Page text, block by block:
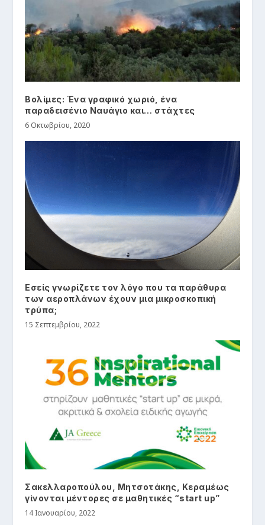
Βολίμες: Ένα γραφικό χωριό, ένα
παραδεισένιο Ναυάγιο και… στάχτες
6 Οκτωβρίου, 2020
Εσείς γνωρίζετε τον λόγο που τα παράθυρα
των αεροπλάνων έχουν μια μικροσκοπική
τρύπα;
15 Σεπτεμβρίου, 2022
Σακελλαροπούλου, Μητσοτάκης, Κεραμέως
γίνονται μέντορες σε μαθητικές “start up”
14 Ιανουαρίου, 2022